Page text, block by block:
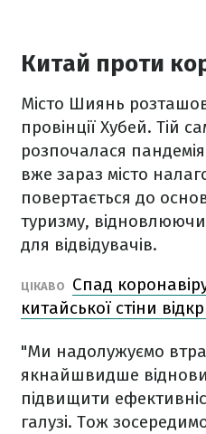
Китай проти
Місто Шиянь
провінції Хубей. Тій
розпочалася
вже зараз місто
повертається до
туризму,
для відвідувачів.
ЦІКАВО
Спад
китайської стіни
"Ми надолужуємо
якнайшвидше
підвищити
галузі. Тож